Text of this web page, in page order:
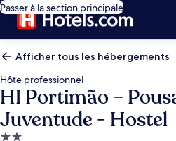
Passer à la section principale
Afficher tous les hébergements
Hôte professionnel
HI Portimão –
Juventude - Hostel
Hébergement